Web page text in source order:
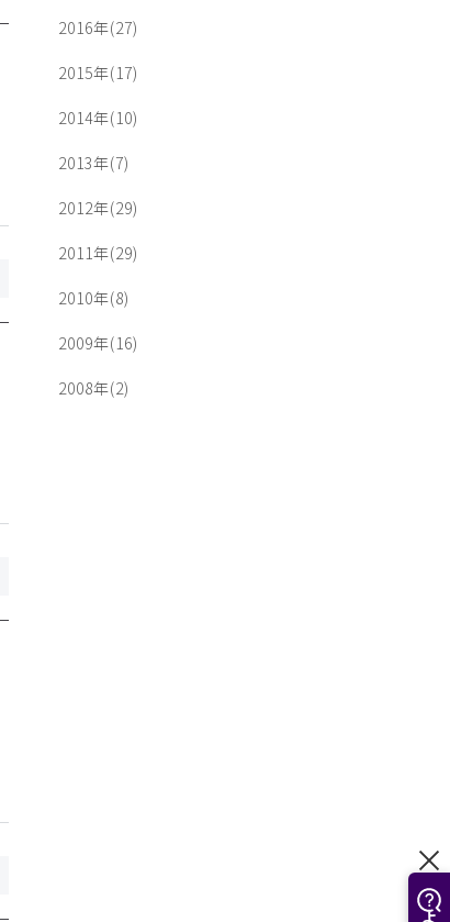
2016年(27)
2015年(17)
2014年(10)
2013年(7)
2012年(29)
2011年(29)
2010年(8)
2009年(16)
2008年(2)